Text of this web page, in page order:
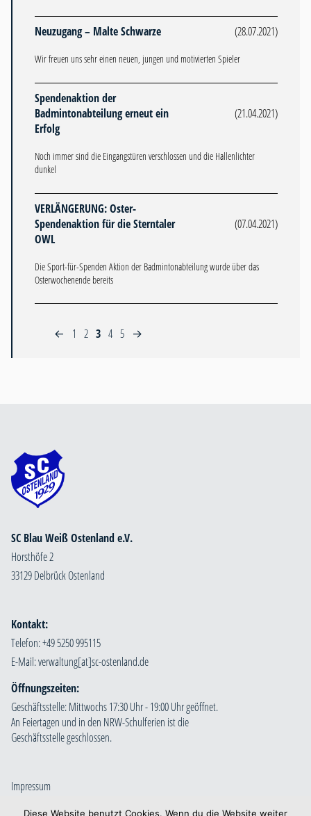
Neuzugang – Malte Schwarze (28.07.2021)
Wir freuen uns sehr einen neuen, jungen und motivierten Spieler
Spendenaktion der
Badmintonabteilung erneut ein
Erfolg
(21.04.2021)
Noch immer sind die Eingangstüren verschlossen und die Hallenlichter
dunkel
VERLÄNGERUNG: Oster-
Spendenaktion für die Sterntaler
OWL
(07.04.2021)
Die Sport-für-Spenden Aktion der Badmintonabteilung wurde über das
Osterwochenende bereits
← 1 2 3 4 5 →
SC Blau Weiß Ostenland e.V.
Horsthöfe 2
33129 Delbrück Ostenland
Kontakt:
Telefon: +49 5250 995115
E-Mail:
Öffnungszeiten:
Geschäftsstelle: Mittwochs 17:30 Uhr - 19:00 Uhr geöffnet.
An Feiertagen und in den NRW-Schulferien ist die
Geschäftsstelle geschlossen.
Impressum
Diese Website benutzt Cookies. Wenn du die Website weiter